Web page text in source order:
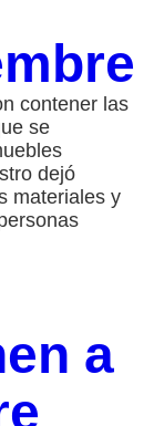
contener las
se
dejó
materiales y
a